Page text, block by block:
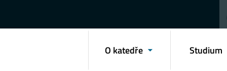
O katedře Studium